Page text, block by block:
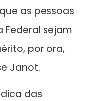
as pessoas
Federal sejam
por ora,
Janot.
das